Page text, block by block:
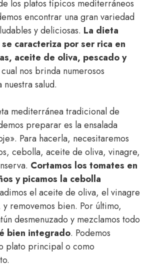
los platos típicos mediterráneos
encontrar una gran variedad
y deliciosas. La dieta
caracteriza por ser rica en
aceite de oliva, pescado y
nos brinda numerosos
salud.
mediterránea tradicional de
preparar es la ensalada
Para hacerla, necesitaremos
cebolla, aceite de oliva, vinagre,
Cortamos los tomates en
y picamos la cebolla
el aceite de oliva, el vinagre
y removemos bien. Por último,
desmenuzado y mezclamos todo
bien integrado. Podemos
plato principal o como